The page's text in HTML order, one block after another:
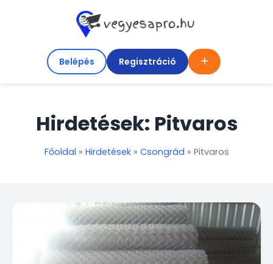
Belépés Regisztráció
Hirdetések: Pitvaros
Főoldal » Hirdetések» Csongrád » Pitvaros